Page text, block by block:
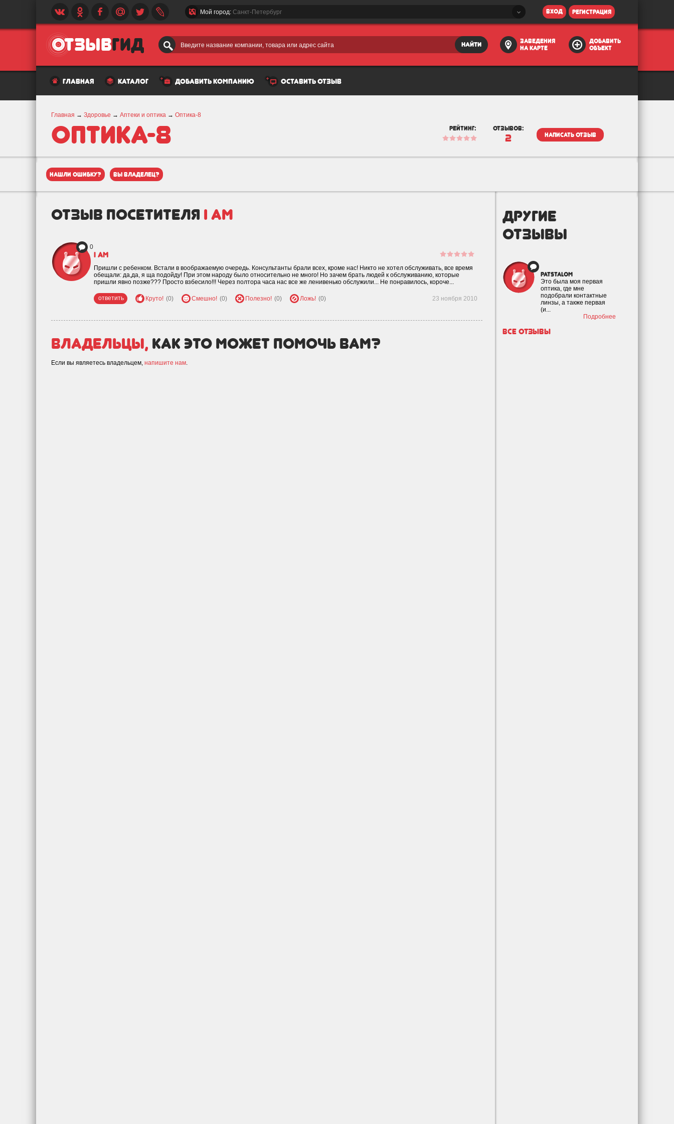
Введите название компании, товара или адрес сайта
Мой город: Санкт-Петербург вход регистрация
найти
заведения
на карте
добавить
объект
главная каталог добавить компанию оставить отзыв
Главная → Здоровье → Аптеки и оптика → Оптика-8
Оптика-8 рейтинг: отзывов:
2 написать отзыв
нашли ошибку? вы владелец?
отзыв посетителя i am
0
i am
Пришли с ребенком. Встали в воображаемую очередь. Консультанты брали всех, кроме нас! Никто не хотел обслуживать, все время
обещали: да,да, я ща подойду! При этом народу было относительно не много! Но зачем брать людей к обслуживанию, которые
пришли явно позже??? Просто взбесило!!! Через полтора часа нас все же ленивенько обслужили... Не понравилось, короче...
ответить Круто! (0) Смешно! (0) Полезно! (0) Ложь! (0) 23 ноября 2010
Владельцы, как это может помочь вам?
Если вы являетесь владельцем, напишите нам.
другие
отзывы
patstalom
Это была моя первая
оптика, где мне
подобрали контактные
линзы, а также первая
(и...
Подробнее
Все отзывы